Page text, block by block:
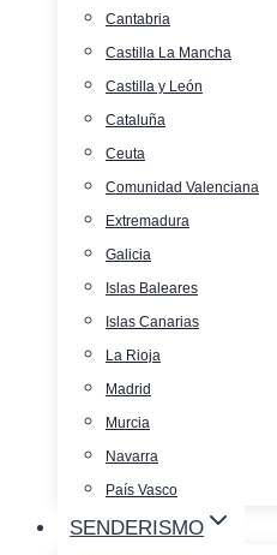
Cantabria
Castilla La Mancha
Castilla y León
Cataluña
Ceuta
Comunidad Valenciana
Extremadura
Galicia
Islas Baleares
Islas Canarias
La Rioja
Madrid
Murcia
Navarra
País Vasco
SENDERISMO